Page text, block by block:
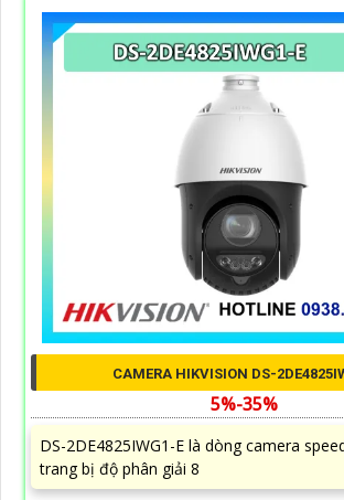
CAMERA HIKVISION DS-
5%-35%
DS-2DE4825IWG1-E là dòng camera
trang bị độ phân giải 8